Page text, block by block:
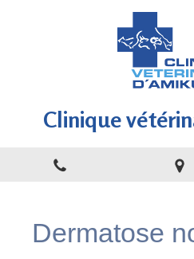
Clinique
Dermatose